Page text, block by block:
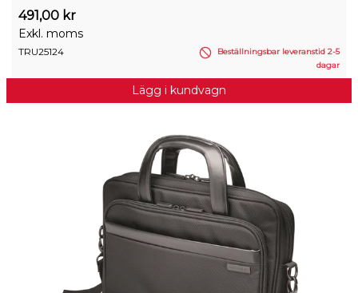
491,00 kr
Exkl. moms
TRU25124
Beställningsbar leveranstid 2-5
dagar
Lägg i kundvagn